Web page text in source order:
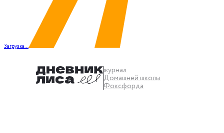
Загрузка...
журнал
Домашней школы
Фоксфорда